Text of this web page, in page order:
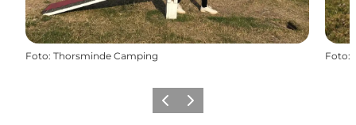
Foto: Thorsminde Camping Foto:
ZurückWeiter